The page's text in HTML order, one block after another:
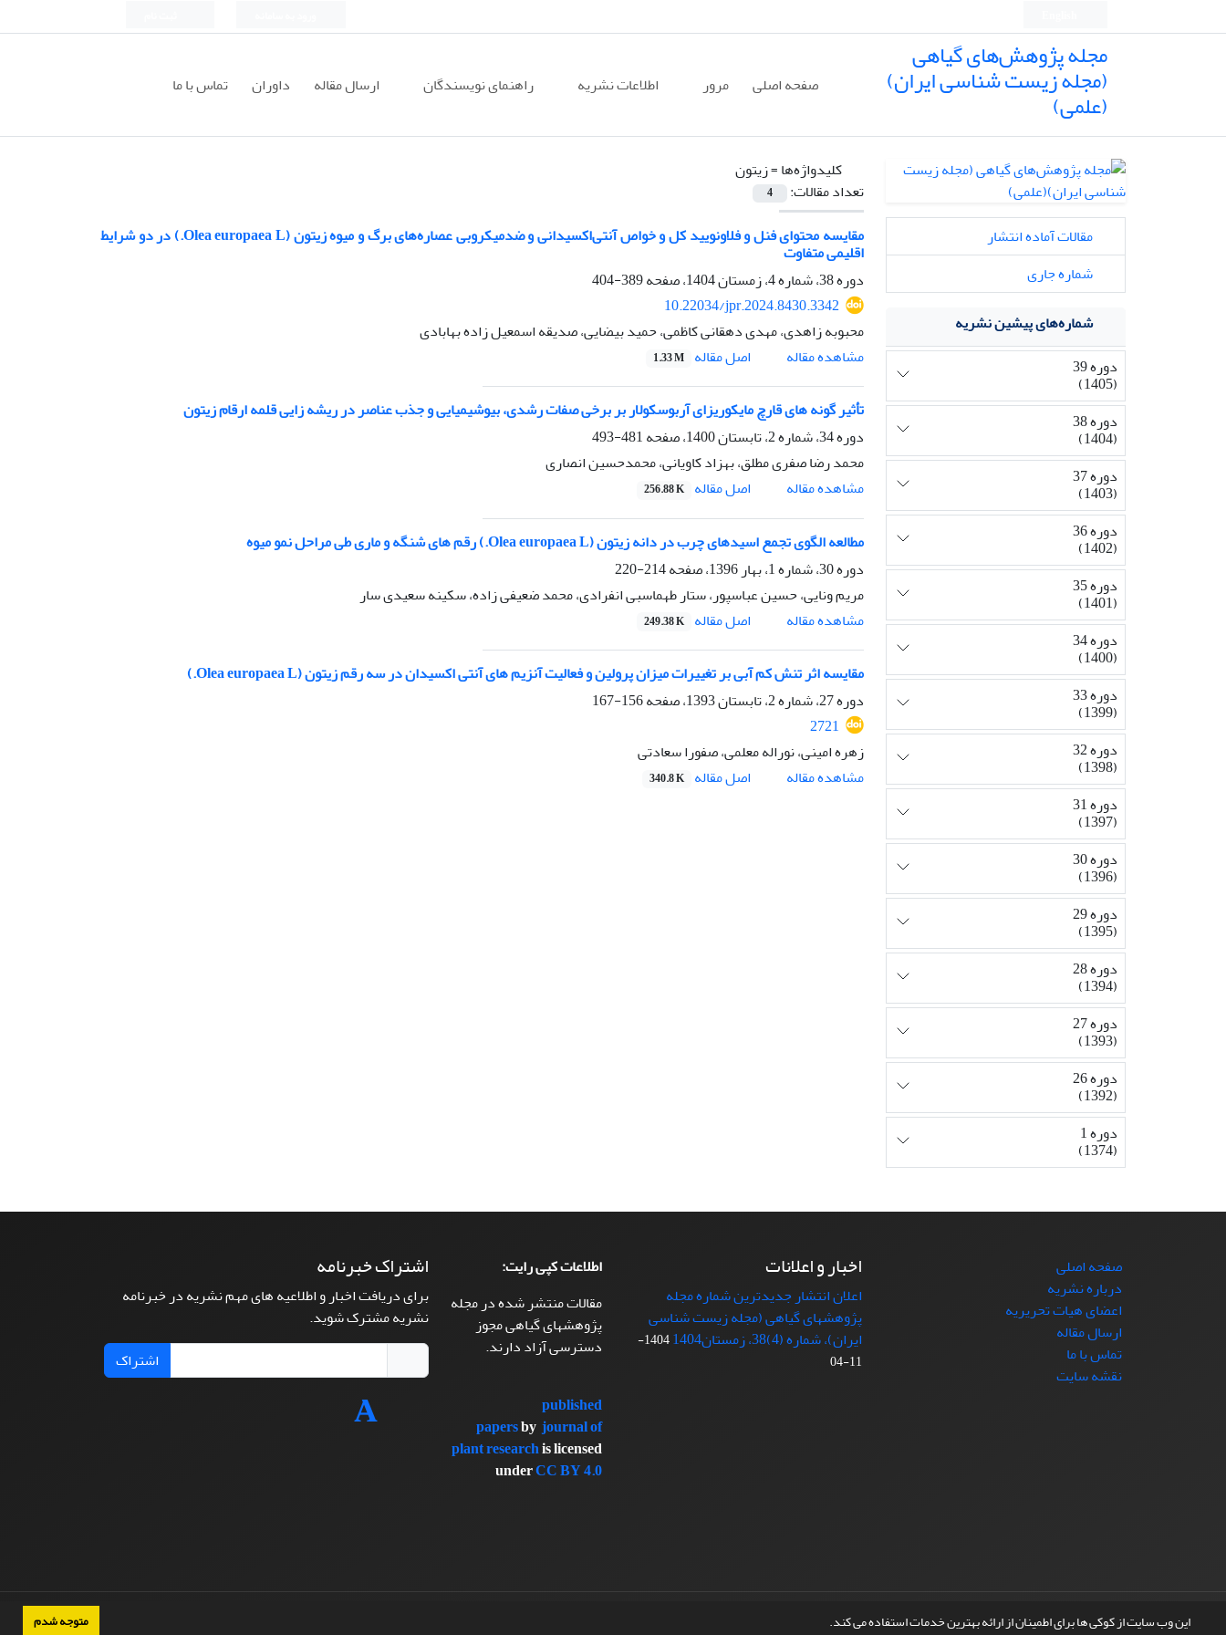
این وب سایت از کوکی ها برای اطمینان از ارائه بهترین خدمات استفاده می کند. متوجه شدم
مجله پژوهش‌های گیاهی
(مجله زیست شناسی ایران)
(علمی) صفحه اصلی مرور اطلاعات نشریه راهنمای نویسندگان ارسال مقاله داوران تماس با ما
کلیدواژه‌ها =زیتون
تعداد مقالات:
4
مقایسه محتوای فنل و فلاونویید کل و خواص آنتی‌اکسیدانی و ضدمیکروبی عصاره‌های برگ و میوه زیتون (Olea europaea L.) در دو شرایط
اقلیمی متفاوت
دوره 38، شماره 4، زمستان 1404، صفحه
389-404
10.22034/jpr.2024.8430.3342
محبوبه زاهدی، مهدی دهقانی کاظمی، حمید بیضایی، صدیقه اسمعیل زاده بهابادی
مشاهده مقاله
اصل مقاله 1.33 M
تأثیر گونه های قارچ مایکوریزای آربوسکولار بر برخی صفات رشدی، بیوشیمیایی و جذب عناصر در ریشه زایی قلمه ارقام زیتون
دوره 34، شماره 2، تابستان 1400، صفحه
481-493
محمد رضا صفری مطلق، بهزاد کاویانی، محمدحسین انصاری
مشاهده مقاله
اصل مقاله 256.88 K
مطالعه الگوی تجمع اسیدهای چرب در دانه زیتون (Olea europaea L.) رقم های شنگه و ماری طی مراحل نمو میوه
دوره 30، شماره 1، بهار 1396، صفحه
214-220
مریم ونایی، حسین عباسپور، ستار طهماسبی انفرادی، محمد ضعیفی زاده، سکینه سعیدی سار
مشاهده مقاله
اصل مقاله 249.38 K
مقایسه اثر تنش کم آبی بر تغییرات میزان پرولین و فعالیت آنزیم های آنتی اکسیدان در سه رقم زیتون (Olea europaea L.)
دوره 27، شماره 2، تابستان 1393، صفحه
156-167
2721
زهره امینی، نوراله معلمی، صفورا سعادتی
مشاهده مقاله
اصل مقاله 340.8 K
مقالات آماده انتشار
شماره جاری
شماره‌های پیشین نشریه
دوره 39
(1405)
دوره 38
(1404)
دوره 37
(1403)
دوره 36
(1402)
دوره 35
(1401)
دوره 34
(1400)
دوره 33
(1399)
دوره 32
(1398)
دوره 31
(1397)
دوره 30
(1396)
دوره 29
(1395)
دوره 28
(1394)
دوره 27
(1393)
دوره 26
(1392)
دوره 1
(1374)
صفحه اصلی
درباره نشریه
اعضای هیات تحریریه
ارسال مقاله
تماس با ما
نقشه سایت
اخبار و اعلانات
اعلان انتشار جدیدترین شماره مجله
پژوهشهای گیاهی (مجله زیست شناسی
ایران)، شماره (4)38، زمستان1404
1404-
11-04
اطلاعات کپی رایت:
مقالات منتشر شده در مجله
پژوهشهای گیاهی مجوز
دسترسی آزاد دارند.
published
papersbyjournal of
plant researchis licensed
underCC BY 4.0
اشتراک خبرنامه
برای دریافت اخبار و اطلاعیه های مهم نشریه در خبرنامه
نشریه مشترک شوید.
اشتراک
© سامانه مدیریت نشریات علمی.طراحی و پیاده سازی از